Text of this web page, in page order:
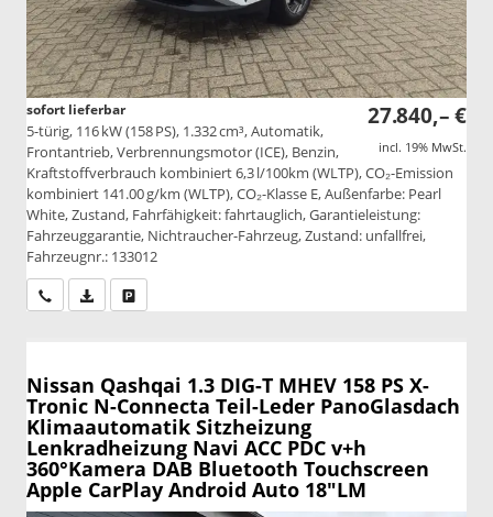
27.840,– €
incl. 19% MwSt.
sofort lieferbar
5-türig, 116 kW (158 PS), 1.332 cm³, Automatik,
Frontantrieb, Verbrennungsmotor (ICE), Benzin,
Kraftstoffverbrauch kombiniert 6,3 l/100km (WLTP), CO₂-Emission
kombiniert 141.00 g/km (WLTP), CO₂-Klasse E, Außenfarbe: Pearl
White, Zustand, Fahrfähigkeit: fahrtauglich, Garantieleistung:
Fahrzeuggarantie, Nichtraucher-Fahrzeug, Zustand: unfallfrei,
Fahrzeugnr.: 133012
Wir rufen Sie anPDF-Datei, Fahrzeugexposé drucken
Nissan Qashqai 1.3 DIG-T MHEV 158 PS X-
Tronic N-Connecta Teil-Leder PanoGlasdach
Klimaautomatik Sitzheizung
Lenkradheizung Navi ACC PDC v+h
360°Kamera DAB Bluetooth Touchscreen
Apple CarPlay Android Auto 18"LM